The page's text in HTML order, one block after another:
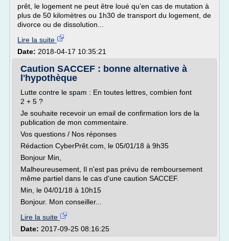
prêt, le logement ne peut être loué qu’en cas de mutation à
plus de 50 kilomètres ou 1h30 de transport du logement, de
divorce ou de dissolution...
Lire la suite
Date: 2018-04-17 10:35:21
Caution SACCEF : bonne alternative à
l'hypothèque
Lutte contre le spam : En toutes lettres, combien font
2 + 5 ?
Je souhaite recevoir un email de confirmation lors de la
publication de mon commentaire.
Vos questions / Nos réponses
Rédaction CyberPrêt.com, le 05/01/18 à 9h35
Bonjour Min,
Malheureusement, Il n'est pas prévu de remboursement
même partiel dans le cas d'une caution SACCEF.
Min, le 04/01/18 à 10h15
Bonjour. Mon conseiller...
Lire la suite
Date: 2017-09-25 08:16:25